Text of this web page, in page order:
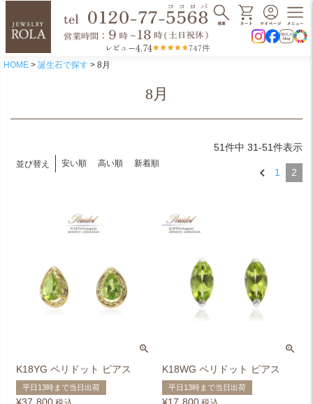
レビュー4.74 747件
HOME 誕生石で探す 8月
8月
並び替え 安い順 高い順 新着順
51件中 31-51件表示
1 2
K18YG ペリドット ピアス
平日13時まで当日出荷
K18WG ペリドット ピアス
平日13時まで当日出荷